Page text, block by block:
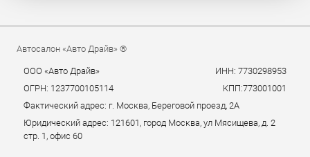
Автосалон «Авто Драйв» ®
ООО «Авто Драйв»
ИНН: 7730298953
ОГРН: 1237700105114
КПП:773001001
Фактический адрес: г. Москва, Береговой проезд, 2А
Юридический адрес: 121601, город Москва, ул Мясищева, д. 2
стр. 1, офис 60